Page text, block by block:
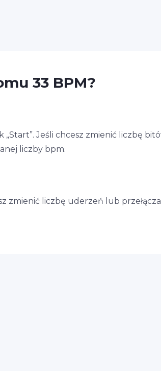
33 BPM?
Jeśli chcesz zmienić liczbę
liczby bpm.
zmienić liczbę uderzeń lub